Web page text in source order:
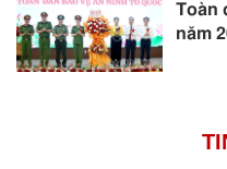
Toàn
năm